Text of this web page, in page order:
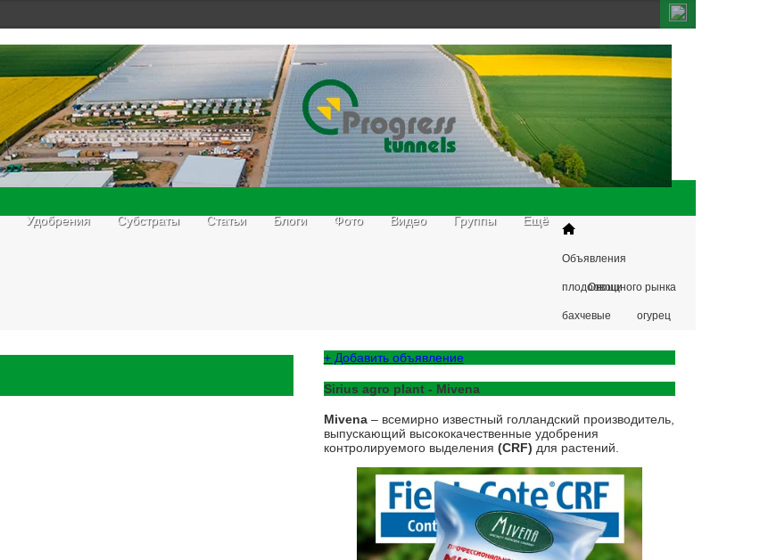
Удобрения Субстраты Статьи Блоги Фото Видео Группы Ещё
Объявления
плодоовощного рынка
Овощи
бахчевые огурец
+ Добавить объявление
Sirius agro plant - Mivena
Mivena – всемирно известный голландский производитель,
выпускающий высококачественные удобрения
контролируемого выделения (CRF) для растений.